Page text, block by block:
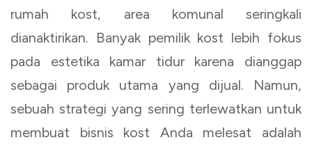
rumah kost, area komunal seringkali
dianaktirikan. Banyak pemilik kost lebih fokus
pada estetika kamar tidur karena dianggap
sebagai produk utama yang dijual. Namun,
sebuah strategi yang sering terlewatkan untuk
membuat bisnis kost Anda melesat adalah